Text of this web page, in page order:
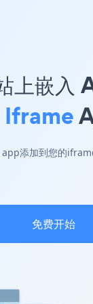
上嵌入
Iframe
添加到您的
免费开始